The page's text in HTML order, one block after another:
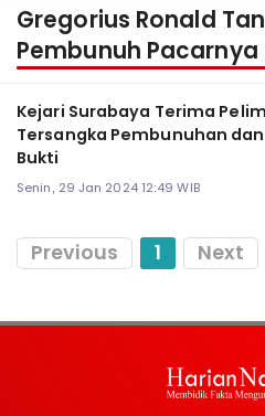
Gregorius Ronald
Pembunuh Pacarnya
Kejari Surabaya Terima
Tersangka Pembunuhan
Bukti
Senin, 29 Jan 2024 12:49 WIB
Previous 1 Next